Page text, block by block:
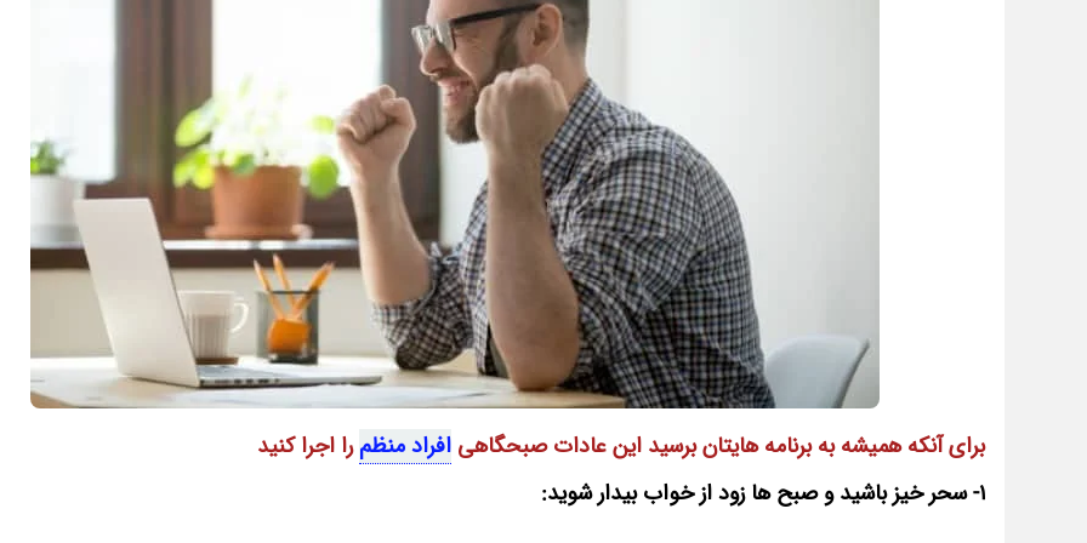
برای آنکه همیشه به برنامه هایتان برسید این عادات صبحگاهی افراد منظمرا اجرا کنید
1- سحر خیز باشید و صبح ها زود از خواب بیدار شوید: